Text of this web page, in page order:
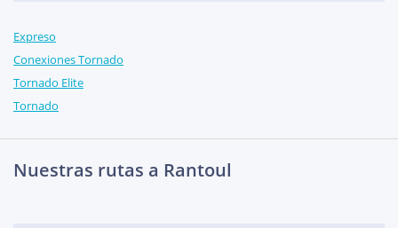
Expreso
Conexiones Tornado
Tornado Elite
Tornado
Nuestras rutas a Rantoul